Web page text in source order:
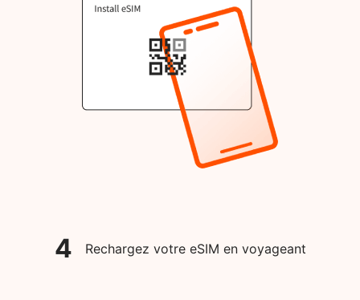
4 Rechargez votre eSIM en voyageant